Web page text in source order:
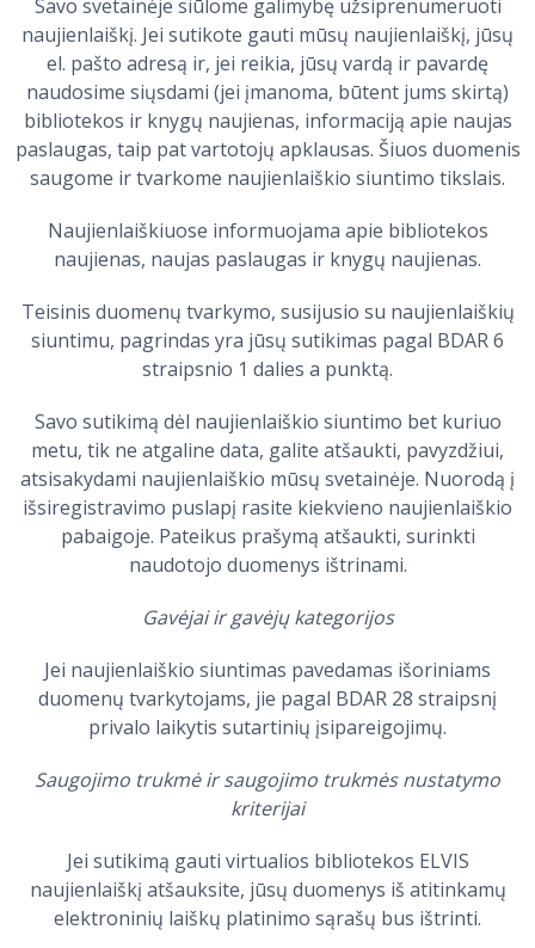
Savo svetainėje siūlome galimybę užsiprenumeruoti
naujienlaiškį. Jei sutikote gauti mūsų naujienlaiškį, jūsų
el. pašto adresą ir, jei reikia, jūsų vardą ir pavardę
naudosime siųsdami (jei įmanoma, būtent jums skirtą)
bibliotekos ir knygų naujienas, informaciją apie naujas
paslaugas, taip pat vartotojų apklausas. Šiuos duomenis
saugome ir tvarkome naujienlaiškio siuntimo tikslais.
Naujienlaiškiuose informuojama apie bibliotekos
naujienas, naujas paslaugas ir knygų naujienas.
Teisinis duomenų tvarkymo, susijusio su naujienlaiškių
siuntimu, pagrindas yra jūsų sutikimas pagal BDAR 6
straipsnio 1 dalies a punktą.
Savo sutikimą dėl naujienlaiškio siuntimo bet kuriuo
metu, tik ne atgaline data, galite atšaukti, pavyzdžiui,
atsisakydami naujienlaiškio mūsų svetainėje. Nuorodą į
išsiregistravimo puslapį rasite kiekvieno naujienlaiškio
pabaigoje. Pateikus prašymą atšaukti, surinkti
naudotojo duomenys ištrinami.
Gavėjai ir gavėjų kategorijos
Jei naujienlaiškio siuntimas pavedamas išoriniams
duomenų tvarkytojams, jie pagal BDAR 28 straipsnį
privalo laikytis sutartinių įsipareigojimų.
Saugojimo trukmė ir saugojimo trukmės nustatymo
kriterijai
Jei sutikimą gauti virtualios bibliotekos ELVIS
naujienlaiškį atšauksite, jūsų duomenys iš atitinkamų
elektroninių laiškų platinimo sąrašų bus ištrinti.